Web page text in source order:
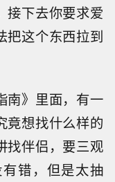
接下去你要求爱
把这个东西拉到
南》里面，有一
竟想找什么样的
找伴侣，要三观
错，但是太抽